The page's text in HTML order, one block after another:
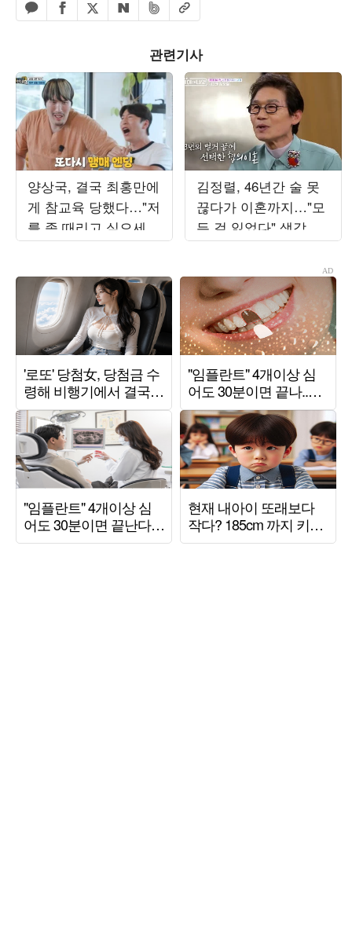
카카오톡 공유하기
페이스북 공유하기
엑스 공유하기
네이버 공유하기
밴드 공유하기
URL복사
관련기사
양상국, 결국 최홍만에
게 참교육 당했다…"저
를 좀 때리고 싶으세
요?" ('거인인데요')
김정렬, 46년간 술 못
끊다가 이혼까지…"모
든 걸 잃었다" 생각에
금주 성공 ('데이앤나